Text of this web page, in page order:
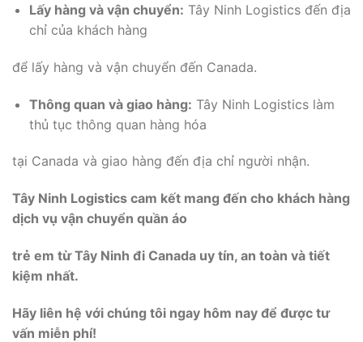
Lấy hàng và vận chuyển: Tây Ninh Logistics đến địa
chỉ của khách hàng
để lấy hàng và vận chuyển đến Canada.
Thông quan và giao hàng: Tây Ninh Logistics làm
thủ tục thông quan hàng hóa
tại Canada và giao hàng đến địa chỉ người nhận.
Tây Ninh Logistics cam kết mang đến cho khách hàng
dịch vụ vận chuyển quần áo
trẻ em từ Tây Ninh đi Canada uy tín, an toàn và tiết
kiệm nhất.
Hãy liên hệ với chúng tôi ngay hôm nay để được tư
vấn miễn phí!